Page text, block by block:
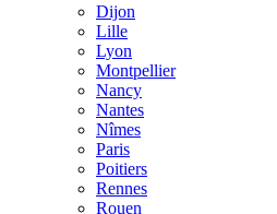
Dijon
Lille
Lyon
Montpellier
Nancy
Nantes
Nîmes
Paris
Poitiers
Rennes
Rouen